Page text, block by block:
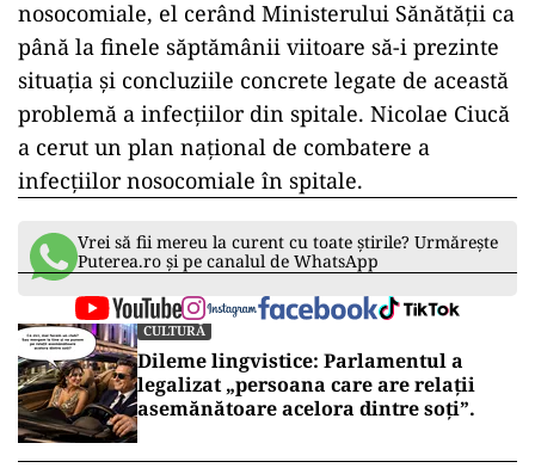
nosocomiale, el cerând Ministerului Sănătăţii ca
până la finele săptămânii viitoare să-i prezinte
situaţia şi concluziile concrete legate de această
problemă a infecţiilor din spitale. Nicolae Ciucă
a cerut un plan naţional de combatere a
infecţiilor nosocomiale în spitale.
Vrei să fii mereu la curent cu toate știrile? Urmărește
Puterea.ro și pe canalul de WhatsApp
CULTURĂ
Dileme lingvistice: Parlamentul a
legalizat „persoana care are relații
asemănătoare acelora dintre soți”.